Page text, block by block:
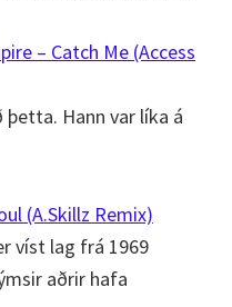
– Catch Me (Access
þetta. Hann var líka á
(A.Skillz Remix)
víst lag frá 1969
aðrir hafa